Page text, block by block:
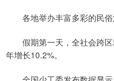
各地举办丰富多彩的民俗
假期第一天，全社会跨区
年增长10.2%。